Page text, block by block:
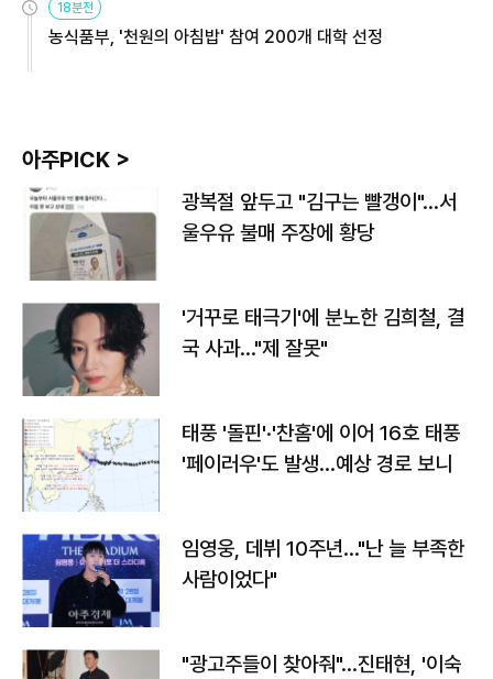
18분전
농식품부, '천원의 아침밥' 참여 200개 대학 선정
아주PICK >
광복절 앞두고 "김구는 빨갱이"…서
울우유 불매 주장에 황당
'거꾸로 태극기'에 분노한 김희철, 결
국 사과…"제 잘못"
태풍 '돌핀'·'찬홈'에 이어 16호 태풍
'페이러우'도 발생…예상 경로 보니
임영웅, 데뷔 10주년…"난 늘 부족한
사람이었다"
"광고주들이 찾아줘"…진태현, '이숙